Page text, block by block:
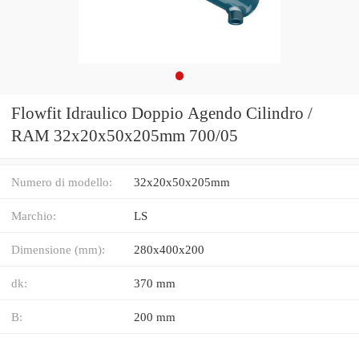
Flowfit Idraulico Doppio Agendo Cilindro /
RAM 32x20x50x205mm 700/05
Numero di modello: 32x20x50x205mm
Marchio: LS
Dimensione (mm): 280x400x200
dk: 370 mm
B: 200 mm